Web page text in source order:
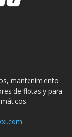
mantenimiento
de flotas y para